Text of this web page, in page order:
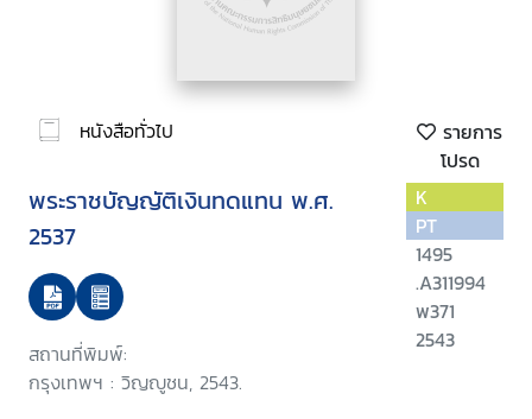
หนังสือทั่วไป
รายการ
โปรด
พระราชบัญญัติเงินทดแทน พ.ศ.
2537
สถานที่พิมพ์:
กรุงเทพฯ : วิญญูชน, 2543.
K
PT
1495
.A311994
พ371
2543